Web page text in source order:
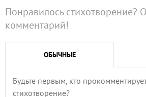
Понравилось стихотворение?
комментарий!
ОБЫЧНЫЕ
Будьте первым, кто
стихотворение?